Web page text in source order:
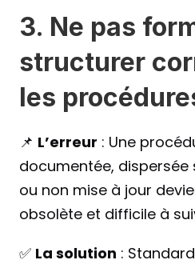
3. Ne pas
structurer
les
📌 L’erreur : Une
documentée, dispersée
ou non mise à jour
obsolète et difficile à
✅ La solution :